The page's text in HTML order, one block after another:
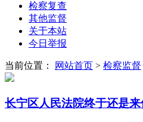
检察复查
其他监督
关于本站
今日举报
当前位置： 网站首页 > 检察监督
长宁区人民法院终于还是来